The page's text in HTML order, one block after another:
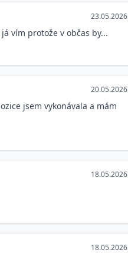
23.05.2026
vím protože v občas by...
20.05.2026
jsem vykonávala a mám
18.05.2026
18.05.2026